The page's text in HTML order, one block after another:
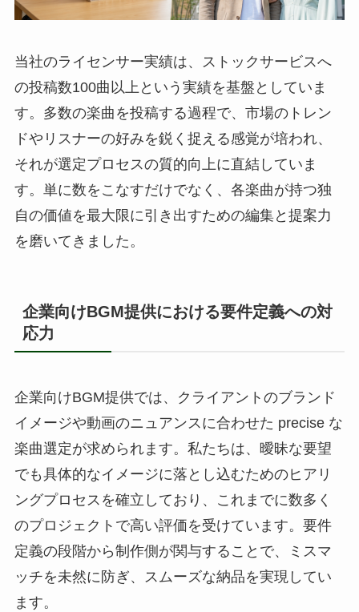
当社のライセンサー実績は、ストックサービスへ
の投稿数100曲以上という実績を基盤としていま
す。多数の楽曲を投稿する過程で、市場のトレン
ドやリスナーの好みを鋭く捉える感覚が培われ、
それが選定プロセスの質的向上に直結していま
す。単に数をこなすだけでなく、各楽曲が持つ独
自の価値を最大限に引き出すための編集と提案力
を磨いてきました。
企業向けBGM提供における要件定義への対
応力
企業向けBGM提供では、クライアントのブランド
イメージや動画のニュアンスに合わせた precise な
楽曲選定が求められます。私たちは、曖昧な要望
でも具体的なイメージに落とし込むためのヒアリ
ングプロセスを確立しており、これまでに数多く
のプロジェクトで高い評価を受けています。要件
定義の段階から制作側が関与することで、ミスマ
ッチを未然に防ぎ、スムーズな納品を実現してい
ます。